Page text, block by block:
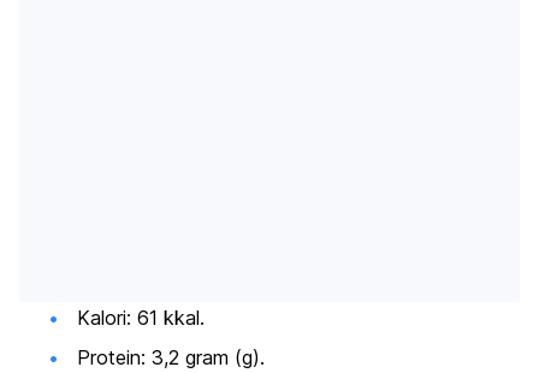
Kalori: 61 kkal.
Protein: 3,2 gram (g).